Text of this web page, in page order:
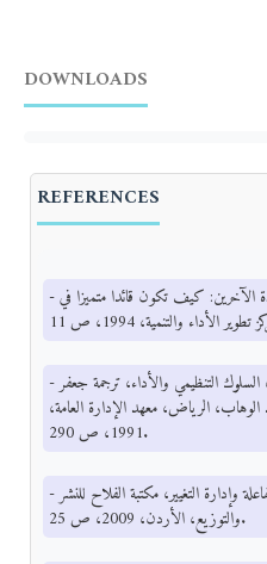
DOWNLOADS
REFERENCES
- محمد عبد الغني حسن هلال، مهارات قيادة الآخرين: كيف تكون قائدا متميزا في
- أندرو دي سيزلاقي ومارك جي والاس، السلوك التنظيمي والأداء، ترجمة جعفر
الرياض، معهد الإدارة العامة،
1991، ص 290.
- محمد سرحان المخلافي، القيادة الفاعلة وإدارة التغيير، مكتبة الفلاح للنشر
والتوزيع، الأردن، 2009، ص 25.